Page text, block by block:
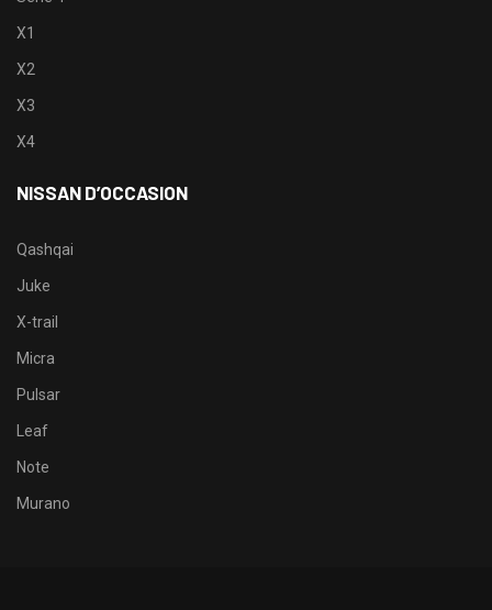
X1
X2
X3
X4
NISSAN D’OCCASION
Qashqai
Juke
X-trail
Micra
Pulsar
Leaf
Note
Murano